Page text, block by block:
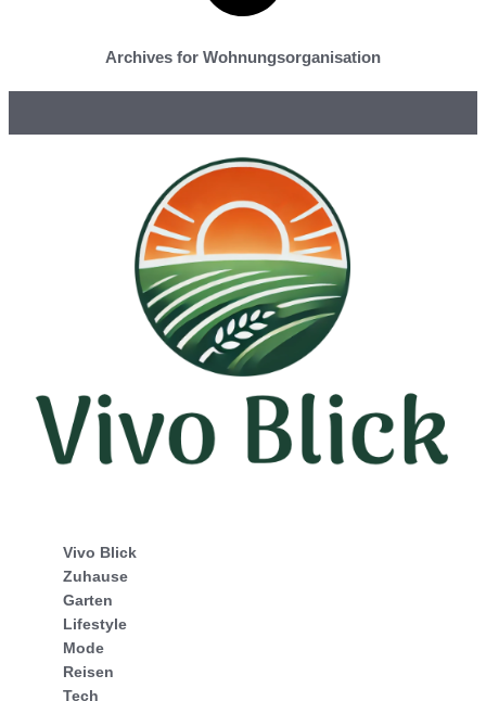
Archives for Wohnungsorganisation
Vivo Blick
Zuhause
Garten
Lifestyle
Mode
Reisen
Tech